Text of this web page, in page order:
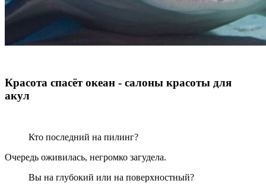
Красота спасёт океан - салоны красоты для
акул
Кто последний на пилинг?
Очередь оживилась, негромко загудела.
Вы на глубокий или на поверхностный?